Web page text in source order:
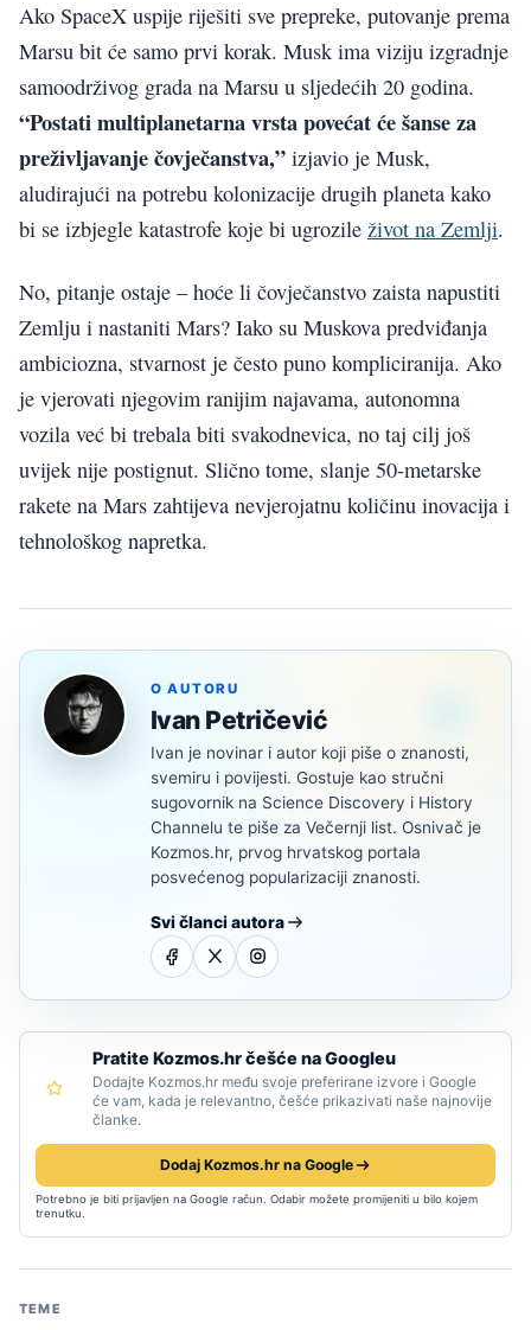
Ako SpaceX uspije riješiti sve prepreke, putovanje prema
Marsu bit će samo prvi korak. Musk ima viziju izgradnje
samoodrživog grada na Marsu u sljedećih 20 godina.
“Postati multiplanetarna vrsta povećat će šanse za
preživljavanje čovječanstva,” izjavio je Musk,
aludirajući na potrebu kolonizacije drugih planeta kako
bi se izbjegle katastrofe koje bi ugrozile život na Zemlji.
No, pitanje ostaje – hoće li čovječanstvo zaista napustiti
Zemlju i nastaniti Mars? Iako su Muskova predviđanja
ambiciozna, stvarnost je često puno kompliciranija. Ako
je vjerovati njegovim ranijim najavama, autonomna
vozila već bi trebala biti svakodnevica, no taj cilj još
uvijek nije postignut. Slično tome, slanje 50-metarske
rakete na Mars zahtijeva nevjerojatnu količinu inovacija i
tehnološkog napretka.
O AUTORU
Ivan Petričević
Ivan je novinar i autor koji piše o znanosti,
svemiru i povijesti. Gostuje kao stručni
sugovornik na Science Discovery i History
Channelu te piše za Večernji list. Osnivač je
Kozmos.hr, prvog hrvatskog portala
posvećenog popularizaciji znanosti.
Svi članci autora
Pratite Kozmos.hr češće na Googleu
Dodajte Kozmos.hr među svoje preferirane izvore i Google
će vam, kada je relevantno, češće prikazivati naše najnovije
članke.
Dodaj Kozmos.hr na Google
Potrebno je biti prijavljen na Google račun. Odabir možete promijeniti u bilo kojem
trenutku.
TEME